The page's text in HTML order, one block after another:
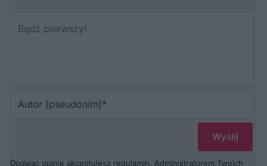
Dodając opinię akceptujesz regulamin. Administratorem Twoich